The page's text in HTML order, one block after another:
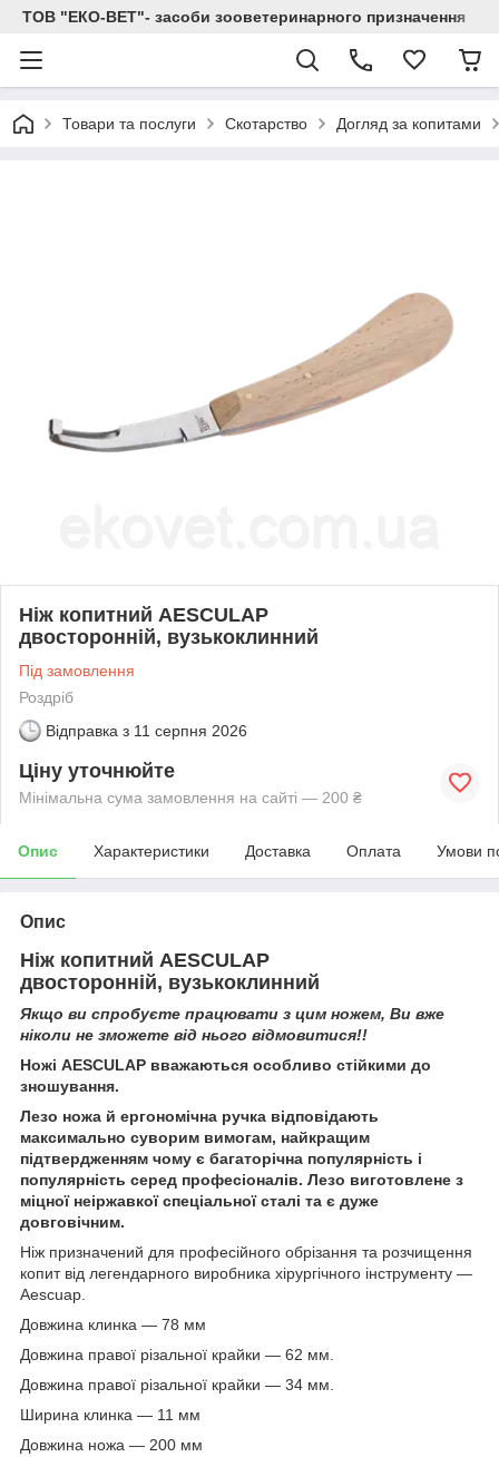
ТОВ "ЕКО-ВЕТ"- засоби зооветеринарного призначення
Товари та послуги Скотарство Догляд за копитами
Ніж копитний AESCULAP
двосторонній, вузькоклинний
Під замовлення
Роздріб
Відправка з 11 серпня 2026
Ціну уточнюйте
Мінімальна сума замовлення на сайті — 200 ₴
Опис Характеристики Доставка Оплата Умови
Опис
Ніж копитний AESCULAP
двосторонній, вузькоклинний
Якщо ви спробуєте працювати з цим ножем, Ви вже
ніколи не зможете від нього відмовитися!!
Ножі AESCULAP вважаються особливо стійкими до
зношування.
Лезо ножа й ергономічна ручка відповідають
максимально суворим вимогам, найкращим
підтвердженням чому є багаторічна популярність і
популярність серед професіоналів. Лезо виготовлене з
міцної неіржавкої спеціальної сталі та є дуже
довговічним.
Ніж призначений для професійного обрізання та розчищення
копит від легендарного виробника хірургічного інструменту —
Aescuap.
Довжина клинка — 78 мм
Довжина правої різальної крайки — 62 мм.
Довжина правої різальної крайки — 34 мм.
Ширина клинка — 11 мм
Довжина ножа — 200 мм